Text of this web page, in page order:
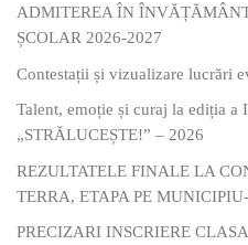
ADMITEREA ÎN
ȘCOLAR 2026-2027
Contestații și vizualizare lucrări
Talent, emoție și curaj la ediția a
„STRĂLUCEȘTE!” – 2026
REZULTATELE FINALE LA
TERRA, ETAPA PE
PRECIZARI INSCRIERE